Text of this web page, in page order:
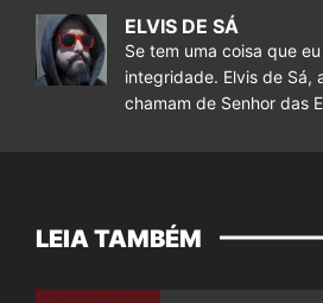
ELVIS DE SÁ
Se tem uma coisa que
integridade. Elvis de Sá,
chamam de Senhor das
LEIA TAMBÉM